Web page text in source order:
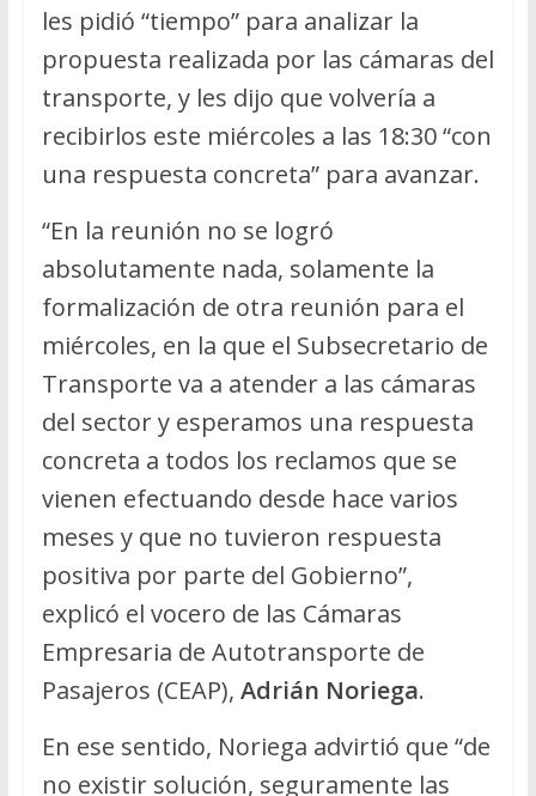
les pidió “tiempo” para analizar la
propuesta realizada por las cámaras del
transporte, y les dijo que volvería a
recibirlos este miércoles a las 18:30 “con
una respuesta concreta” para avanzar.
“En la reunión no se logró
absolutamente nada, solamente la
formalización de otra reunión para el
miércoles, en la que el Subsecretario de
Transporte va a atender a las cámaras
del sector y esperamos una respuesta
concreta a todos los reclamos que se
vienen efectuando desde hace varios
meses y que no tuvieron respuesta
positiva por parte del Gobierno”,
explicó el vocero de las Cámaras
Empresaria de Autotransporte de
Pasajeros (CEAP), Adrián Noriega.
En ese sentido, Noriega advirtió que “de
no existir solución, seguramente las